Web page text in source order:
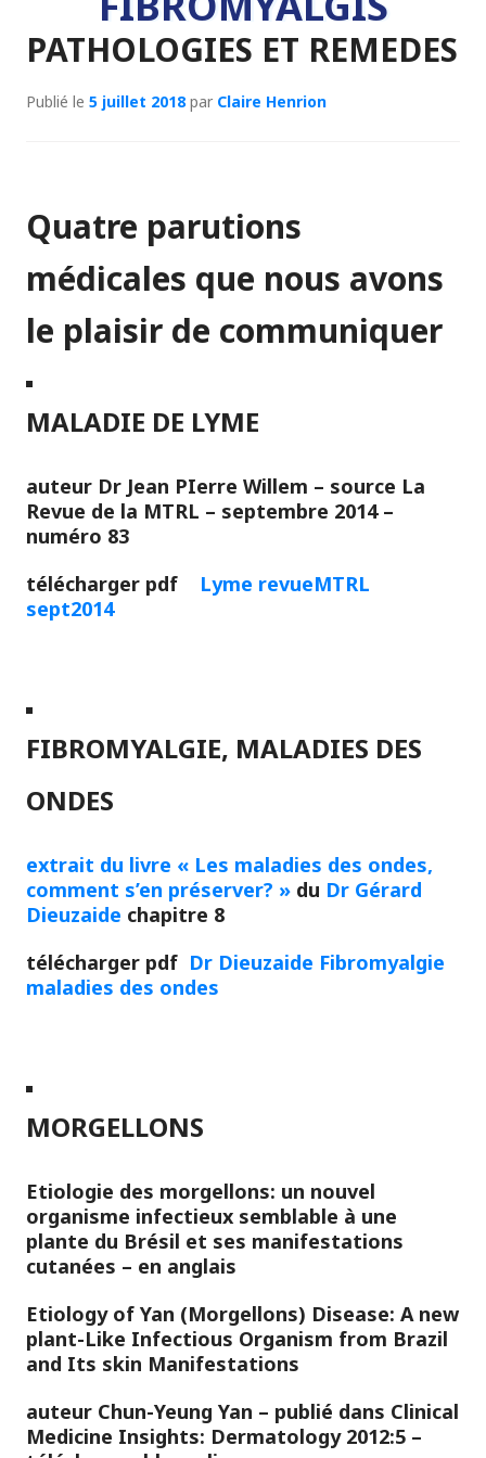
PATHOLOGIES ET REMEDES
Publié le 5 juillet 2018par Claire Henrion
Quatre parutions
médicales que nous avons
le plaisir de communiquer
MALADIE DE LYME
auteur Dr Jean PIerre Willem – source La
Revue de la MTRL – septembre 2014 –
numéro 83
télécharger pdf Lyme revueMTRL
sept2014
FIBROMYALGIE, MALADIES DES
ONDES
extrait du livre « Les maladies des ondes,
comment s’en préserver? » du Dr Gérard
Dieuzaide chapitre 8
télécharger pdf Dr Dieuzaide Fibromyalgie
maladies des ondes
MORGELLONS
Etiologie des morgellons: un nouvel
organisme infectieux semblable à une
plante du Brésil et ses manifestations
cutanées – en anglais
Etiology of Yan (Morgellons) Disease: A new
plant-Like Infectious Organism from Brazil
and Its skin Manifestations
auteur Chun-Yeung Yan – publié dans Clinical
Medicine Insights: Dermatology 2012:5 –